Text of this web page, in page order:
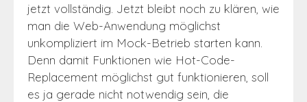
jetzt vollständig. Jetzt bleibt noch zu klären, wie
man die Web-Anwendung möglichst
unkompliziert im Mock-Betrieb starten kann.
Denn damit Funktionen wie Hot-Code-
Replacement möglichst gut funktionieren, soll
es ja gerade nicht notwendig sein, die